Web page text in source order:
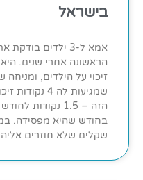
בישראל
אמא ל-3 ילדים
זיכוי על הילדים,
שמגיעות לה
שקלים שלא חוזרים